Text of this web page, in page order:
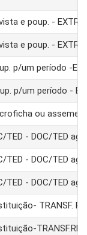
e poup. -
e poup. -
p/um período -
p/um período -
ou
- DOC/TED
- DOC/TED
TED - DOC/TED
TRANSF.